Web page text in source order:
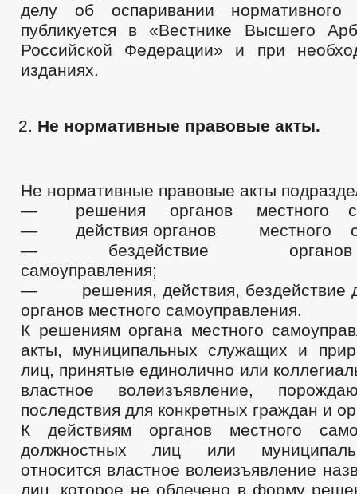
делу об оспаривании нормативного
публикуется в «Вестнике Высшего
Российской Федерации» и при
изданиях.
Не нормативные правовые акты.
Не нормативные правовые акты
— решения органов местного
— действия органов местного
— бездействие
самоуправления;
— решения, действия, бездействие
органов местного самоуправления.
К решениям органа местного
акты, муниципальных служащих и
лиц, принятые единолично или
властное волеизъявление,
последствия для конкретных граждан и
К действиям органов местного
должностных лиц или
относится властное волеизъявление
лиц, которое не облечено в форму